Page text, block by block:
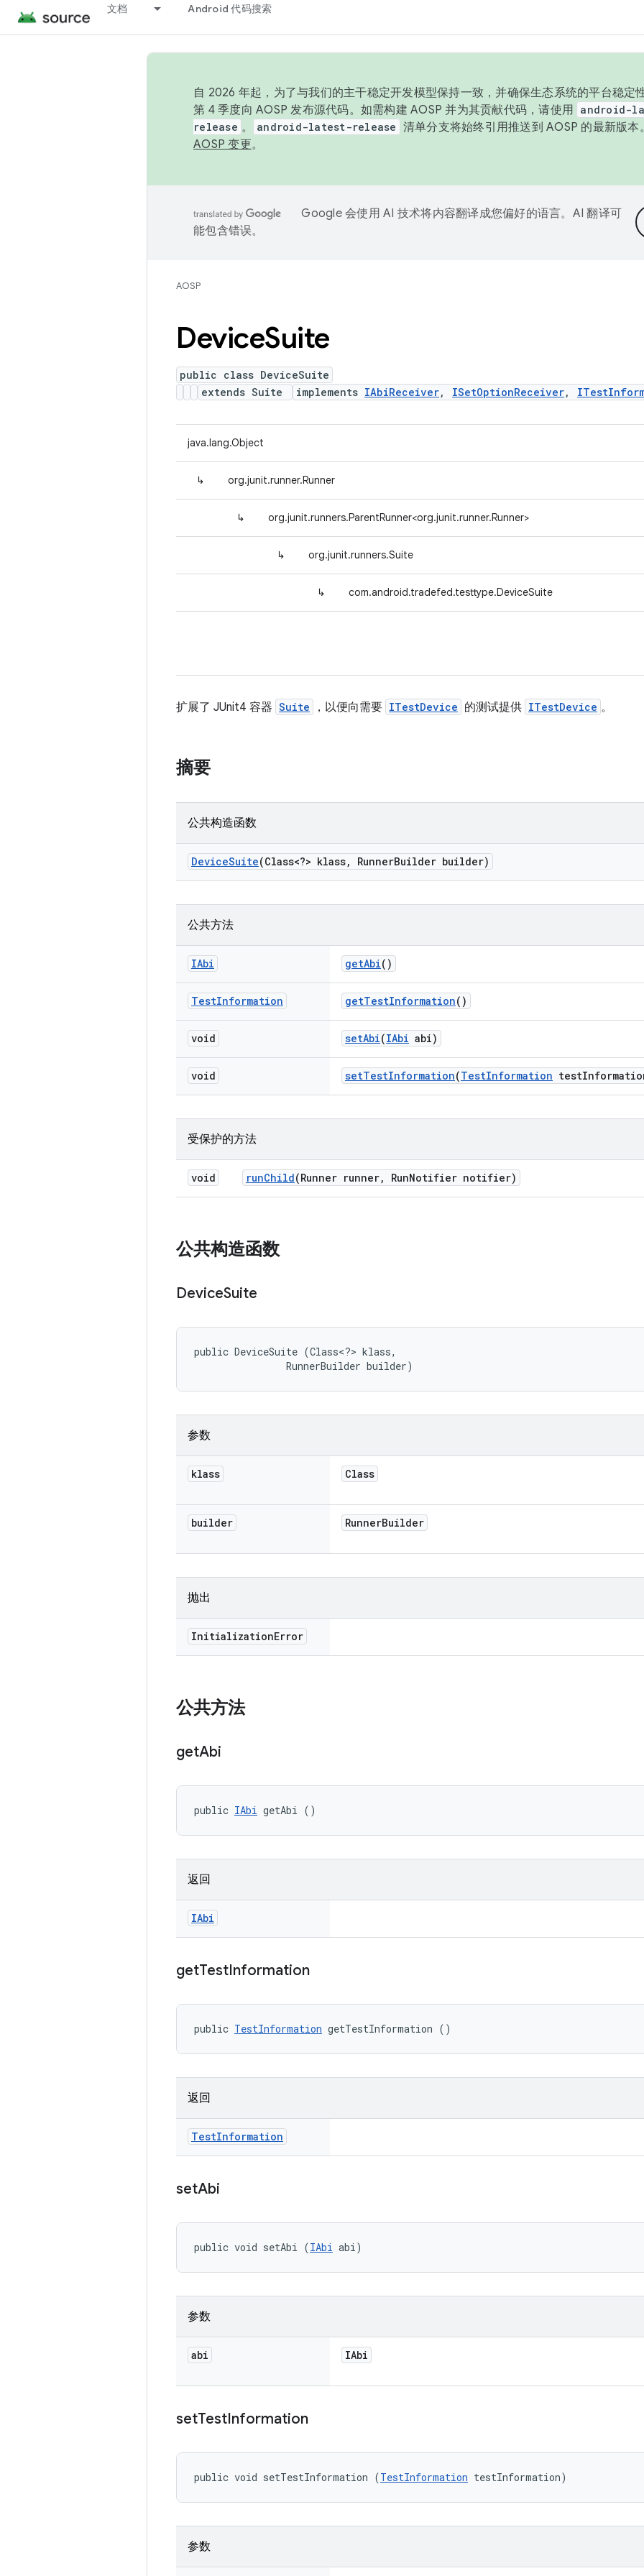
文档 Android 代码搜索
自 2026 年起，为了与我们的主干稳定开发模型保持一致，并确保生态系统的平台稳定
第 4 季度向 AOSP 发布源代码。如需构建 AOSP 并为其贡献代码，请使用 android-
release 。 android-latest-release 清单分支将始终引用推送到 AOSP 的最新版
AOSP 变更。
Google 会使用 AI 技术将内容翻译成您偏好的语言。AI 翻译可
能包含错误。
AOSP
DeviceSuite
public class DeviceSuite
extends Suite
implements IAbiReceiver, ISetOptionReceiver,
java.lang.Object
↳ org.junit.runner.Runner
↳ org.junit.runners.ParentRunner<org.junit.runner.Runner>
↳ org.junit.runners.Suite
↳ com.android.tradefed.testtype.DeviceSuite
扩展了 JUnit4 容器 Suite ，以便向需要 ITestDevice 的测试提供 ITestDevice 。
摘要
公共构造函数
DeviceSuite(Class<?> klass, RunnerBuilder builder)
公共方法
IAbi getAbi()
TestInformation getTestInformation()
void setAbi(IAbi abi)
void setTestInformation(TestInformation test
受保护的方法
void runChild(Runner runner, RunNotifier notifier)
公共构造函数
DeviceSuite
public DeviceSuite (Class<?> klass,
                RunnerBuilder builder)
参数
klass Class
builder RunnerBuilder
抛出
InitializationError
公共方法
getAbi
public IAbi getAbi ()
返回
IAbi
getTestInformation
public TestInformation getTestInformation ()
返回
TestInformation
setAbi
public void setAbi (IAbi abi)
参数
abi IAbi
setTestInformation
public void setTestInformation (TestInformation testInformation)
参数